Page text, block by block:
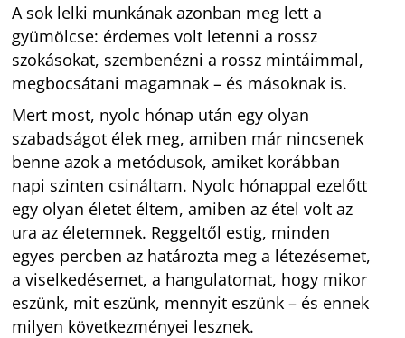
A sok lelki munkának azonban meg lett a
gyümölcse: érdemes volt letenni a rossz
szokásokat, szembenézni a rossz mintáimmal,
megbocsátani magamnak – és másoknak is.
Mert most, nyolc hónap után egy olyan
szabadságot élek meg, amiben már nincsenek
benne azok a metódusok, amiket korábban
napi szinten csináltam. Nyolc hónappal ezelőtt
egy olyan életet éltem, amiben az étel volt az
ura az életemnek. Reggeltől estig, minden
egyes percben az határozta meg a létezésemet,
a viselkedésemet, a hangulatomat, hogy mikor
eszünk, mit eszünk, mennyit eszünk – és ennek
milyen következményei lesznek.